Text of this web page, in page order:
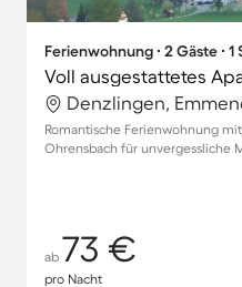
Ferienwohnung ∙ 2 Gäste ∙
Denzlingen,
Romantische Ferienwohnung
Ohrensbach für unvergessliche
ab 73 €
pro Nacht